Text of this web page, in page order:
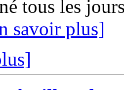
tous les
savoir plus]